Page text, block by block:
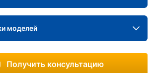
моделей
Получить консультацию